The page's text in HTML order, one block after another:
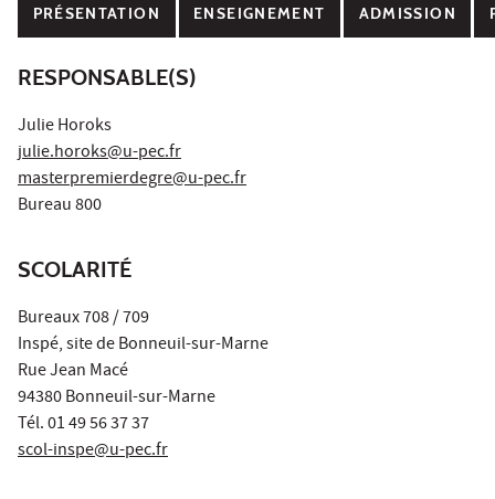
PRÉSENTATION ENSEIGNEMENT ADMISSION
RESPONSABLE(S)
Julie Horoks
julie.horoks@u-pec.fr
masterpremierdegre@u-pec.fr
Bureau 800
SCOLARITÉ
Bureaux 708 / 709
Inspé, site de Bonneuil-sur-Marne
Rue Jean Macé
94380 Bonneuil-sur-Marne
Tél. 01 49 56 37 37
scol-inspe@u-pec.fr